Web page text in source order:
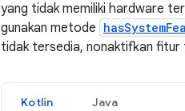
yang tidak memiliki hardware
gunakan metode
tidak tersedia, nonaktifkan fitur
Kotlin Java